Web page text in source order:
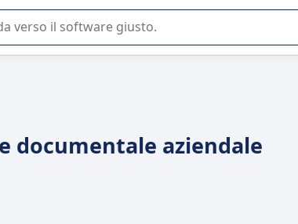
di un software SaaS per la vostra azienda.
documentale aziendale